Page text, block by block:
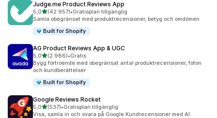
Judge.me Product Reviews App
5,0av 5 stjärnor
(42 957)
42957 recensioner totalt
•Gratisplan tillgänglig
Samla obegränsat med produktrecensioner, betyg och omdömen
Built for Shopify
AG Product Reviews App & UGC
5,0av 5 stjärnor
(2 986)
2986 recensioner totalt
•Gratis
Bygg förtroende med obegränsat antal produktrecensioner, foton
och kundberättelser
Built for Shopify
Google Reviews Rocket
5,0av 5 stjärnor
(537)
537 recensioner totalt
•Gratisplan tillgänglig
Visa, samla in och svara på Google Kundrecensioner med AI.